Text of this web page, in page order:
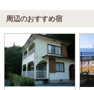
周辺のおすすめ宿